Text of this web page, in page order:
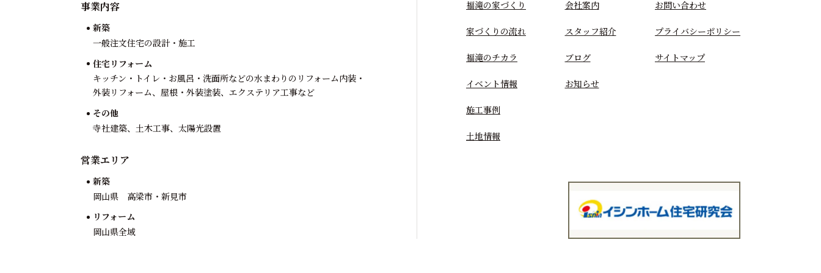
事業内容
新築
一般注文住宅の設計・施工
住宅リフォーム
キッチン・トイレ・お風呂・洗面所などの水まわりのリフォーム内装・
外装リフォーム、屋根・外装塗装、エクステリア工事など
その他
寺社建築、土木工事、太陽光設置
営業エリア
新築
岡山県 高梁市・新見市
リフォーム
岡山県全域
福滝の家づくり
家づくりの流れ
福滝のチカラ
イベント情報
施工事例
土地情報
会社案内
スタッフ紹介
ブログ
お知らせ
お問い合わせ
プライバシーポリシー
サイトマップ